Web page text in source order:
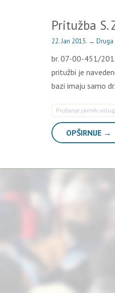
Pritužba
22. Jan 2015. →
br. 07-00-451/
pritužbi je
bazi imaju samo
Pružanje javnih
OPŠIRNIJE →